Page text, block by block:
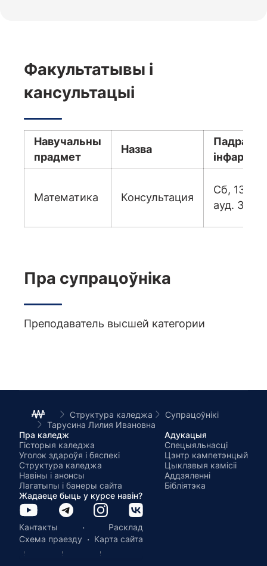
Факультатывы і
кансультацыі
Навучальны
прадмет
Назва
Математика Консультация
Сб, 13.40,
ауд. 308.
Пра супрацоўніка
Преподаватель высшей категории
Структура каледжа
Супрацоўнікі
Тарусина Лилия Ивановна
Пра каледж
Гісторыя каледжа
Уголок здароўя і бяспекі
Структура каледжа
Навіны і анонсы
Лагатыпы і банеры сайта
Адукацыя
Спецыяльнасці
Цэнтр кампетэнцый
Цыклавыя камісіі
Аддзяленні
Бібліятэка
Жадаеце быць у курсе навін?
Кантакты ·
Расклад
Схема праезду · Карта сайта